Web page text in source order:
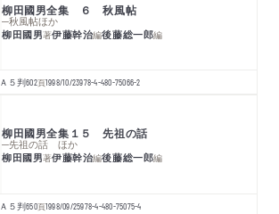
柳田國男全集 ６ 秋風帖
─秋風帖ほか
柳田國男著伊藤幹治編後藤総一郎編
Ａ５判602頁1998/10/23978-4-480-75066-2
柳田國男全集１５ 先祖の話
─先祖の話 ほか
柳田國男著伊藤幹治編後藤総一郎編
Ａ５判650頁1998/09/25978-4-480-75075-4